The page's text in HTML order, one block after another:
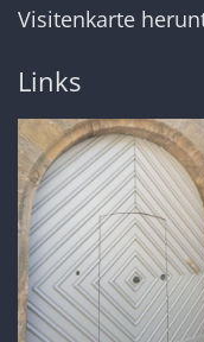
Visitenkarte
Links